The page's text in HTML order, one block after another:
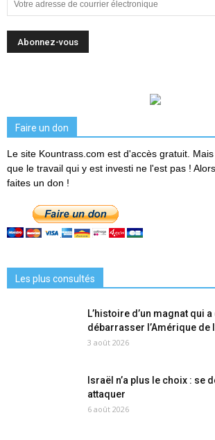
Faire un don
Le site Kountrass.com est d'accès gratuit.
que le travail qui y est investi ne l'est pas !
faites un don !
Les plus consultés
L’histoire d’un magnat qui
débarrasser l’Amérique de
3 août 2026
Israël n’a plus le choix : se
attaquer
6 août 2026